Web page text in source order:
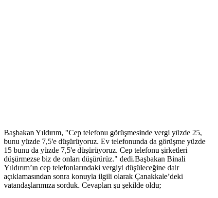
Başbakan Yıldırım, "Cep telefonu görüşmesinde vergi yüzde 25,
bunu yüzde 7,5'e düşürüyoruz. Ev telefonunda da görüşme yüzde
15 bunu da yüzde 7,5'e düşürüyoruz. Cep telefonu şirketleri
düşürmezse biz de onları düşürürüz." dedi.Başbakan Binali
Yıldırım’ın cep telefonlarındaki vergiyi düşüleceğine dair
açıklamasından sonra konuyla ilgili olarak Çanakkale’deki
vatandaşlarımıza sorduk. Cevapları şu şekilde oldu;